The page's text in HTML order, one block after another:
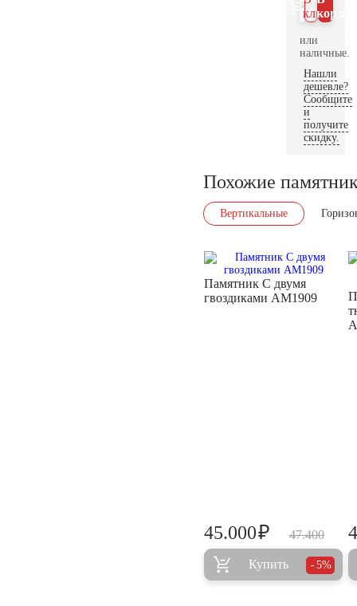
клик
или
наличные.
Нашли
дешевле?
Сообщите
и
получите
скидку.
Похожие
Вертикальные
Памятник С двумя
гвоздиками AM1909
47.400
45.000₽
Купить 5%